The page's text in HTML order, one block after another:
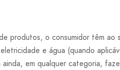
produtos, o consumidor têm ao
e água (quando
em qualquer categoria,